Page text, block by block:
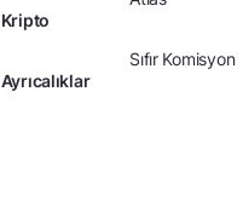
Kripto
Ayrıcalıklar
Sıfır Komisyon